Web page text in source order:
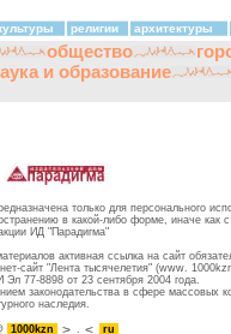
религии архитектуры
общество
и образование
только для персонального
в какой-либо форме, иначе как с
ИД "Парадигма"
активная ссылка на сайт
сайт "Лента тысячелетия" (www.
77-8898 от 23 сентября 2004 года.
законодательства в сфере массовых
наследия.
1000kzn . ru